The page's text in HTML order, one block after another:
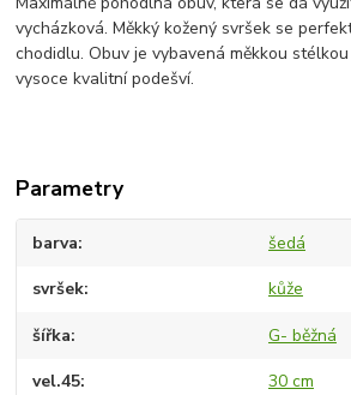
vycházková. Měkký kožený svršek se
chodidlu. Obuv je vybavená měkkou
vysoce kvalitní podešví.
Parametry
barva šedá
svršek kůže
šířka G- běžná
vel.45 30 cm